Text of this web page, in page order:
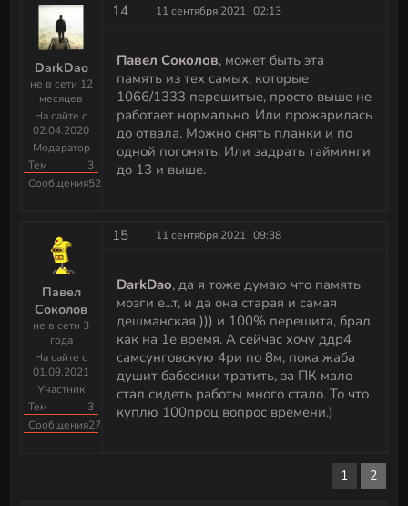
DarkDao
не в сети 12
месяцев
На сайте с
02.04.2020
Модератор
Тем
3
Сообщения523
14 11 сентября 2021 02:13
Павел Соколов, может быть эта
память из тех самых, которые
1066/1333 перешитые, просто выше не
работает нормально. Или прожарилась
до отвала. Можно снять планки и по
одной погонять. Или задрать тайминги
до 13 и выше.
Павел
Соколов
не в сети 3
года
На сайте с
01.09.2021
Участник
Тем
3
Сообщения27
15 11 сентября 2021 09:38
DarkDao, да я тоже думаю что память
мозги е...т, и да она старая и самая
дешманская ))) и 100% перешита, брал
как на 1е время. А сейчас хочу ддр4
самсунговскую 4ри по 8м, пока жаба
душит бабосики тратить, за ПК мало
стал сидеть работы много стало. То что
куплю 100проц вопрос времени.)
1 2